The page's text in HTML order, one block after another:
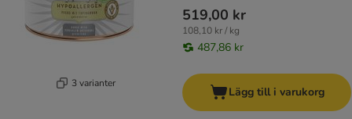
3 varianter
519,00 kr
108,10 kr / kg
487,86 kr
Lägg till i varukorg